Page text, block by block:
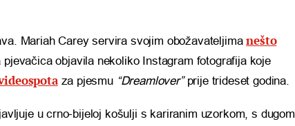
Mariah Carey servira svojim obožavateljimanešto
objavila nekoliko Instagram fotografija koje
za pjesmu “Dreamlover”prije trideset godina.
u crno-bijeloj košulji s kariranim uzorkom, s dugom